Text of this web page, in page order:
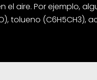
aire. Por ejemplo,
tolueno (C6H5CH3),